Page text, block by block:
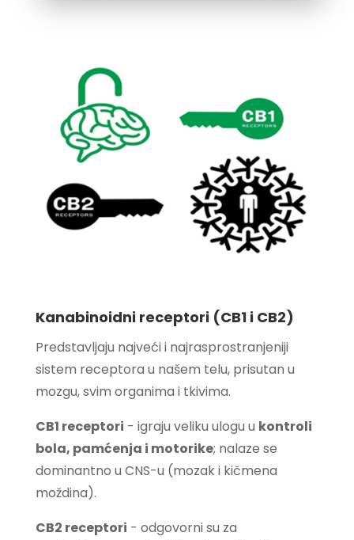
Kanabinoidni receptori (CB1 i CB2)
Predstavljaju najveći i najrasprostranjeniji
sistem receptora u našem telu, prisutan u
mozgu, svim organima i tkivima.
CB1 receptori - igraju veliku ulogu u kontroli
bola, pamćenja i motorike; nalaze se
dominantno u CNS-u (mozak i kičmena
moždina).
CB2 receptori - odgovorni su za